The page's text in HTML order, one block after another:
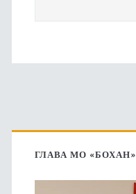
Основная
боковая
ГЛАВА МО «БОХАН»